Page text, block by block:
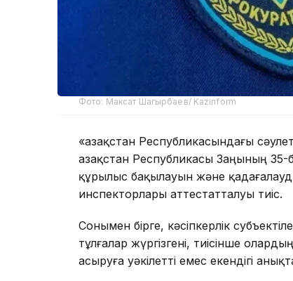
Фото: Максат Шагырбаев/ Kazinform
«Қазақстан Республикасындағы
Қазақстан Республикасы Заңының
құрылыс бақылауын және
инспекторлары аттестатталуы тиіс.
Сонымен бірге, кәсіпкерлік
тұлғалар жүргізгені, тиісінше
асыруға уәкілетті емес екендігі